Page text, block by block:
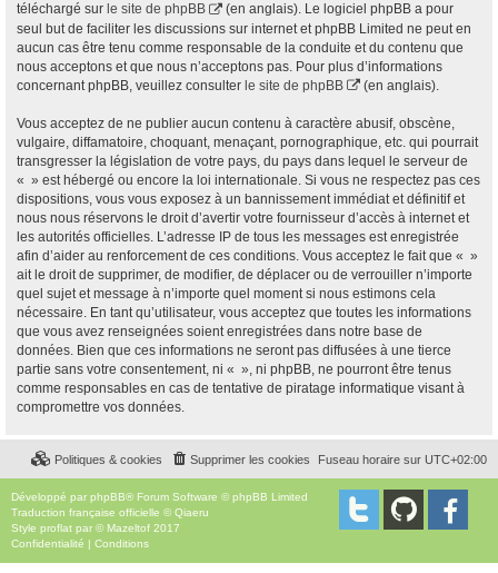
téléchargé sur le site de phpBB
(en anglais). Le logiciel phpBB a pour
seul but de faciliter les discussions sur internet et phpBB Limited ne peut en
aucun cas être tenu comme responsable de la conduite et du contenu que
nous acceptons et que nous n’acceptons pas. Pour plus d’informations
concernant phpBB, veuillez consulter le site de phpBB (en anglais).
Vous acceptez de ne publier aucun contenu à caractère abusif, obscène,
vulgaire, diffamatoire, choquant, menaçant, pornographique, etc. qui pourrait
transgresser la législation de votre pays, du pays dans lequel le serveur de
« » est hébergé ou encore la loi internationale. Si vous ne respectez pas ces
dispositions, vous vous exposez à un bannissement immédiat et définitif et
nous nous réservons le droit d’avertir votre fournisseur d’accès à internet et
les autorités officielles. L’adresse IP de tous les messages est enregistrée
afin d’aider au renforcement de ces conditions. Vous acceptez le fait que « »
ait le droit de supprimer, de modifier, de déplacer ou de verrouiller n’importe
quel sujet et message à n’importe quel moment si nous estimons cela
nécessaire. En tant qu’utilisateur, vous acceptez que toutes les informations
que vous avez renseignées soient enregistrées dans notre base de
données. Bien que ces informations ne seront pas diffusées à une tierce
partie sans votre consentement, ni « », ni phpBB, ne pourront être tenus
comme responsables en cas de tentative de piratage informatique visant à
compromettre vos données.
Fuseau horaire sur UTC+02:00
Supprimer les cookies
Politiques & cookies
Développé par phpBB® Forum Software © phpBB Limited
Traduction française officielle ©Qiaeru
Style proflat par © Mazeltof 2017
Confidentialité | Conditions